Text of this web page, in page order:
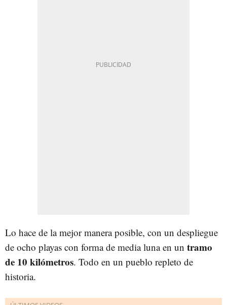
Lo hace de la mejor manera posible, con un despliegue
de ocho playas con forma de media luna en un tramo
de 10 kilómetros. Todo en un pueblo repleto de
historia.